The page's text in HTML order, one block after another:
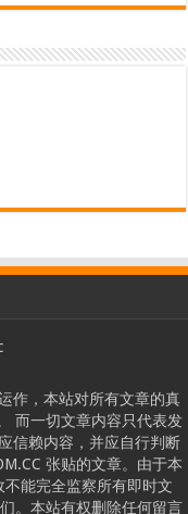
作，本站对所有文章的真
而一切文章内容只代表发
信赖内容，并应自行判断
张贴的文章。由于本
能完全监察所有即时文
。本站有权删除任何留言